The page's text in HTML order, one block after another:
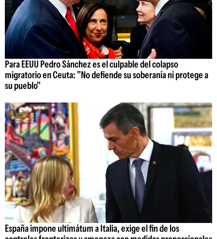
Para EEUU Pedro Sánchez es el culpable del colapso
migratorio en Ceuta: "No defiende su soberanía ni protege a
su pueblo"
España impone ultimátum a Italia, exige el fin de los